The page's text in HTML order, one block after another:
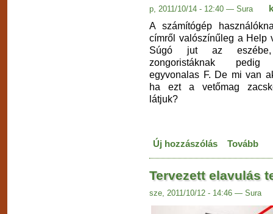
p, 2011/10/14 - 12:40 — Sura
A számítógép
címről valószínűleg a Help
Súgó jut az
zongoristáknak
egyvonalas F. De mi van
ha ezt a vetőmag
látjuk?
Új hozzászólás Tovább
Tervezett elavulás
sze, 2011/10/12 - 14:46 — Sura